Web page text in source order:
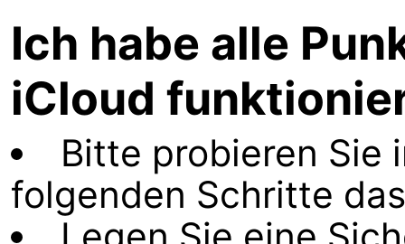
Ich habe alle
iCloud
Bitte probieren Sie
folgenden Schritte